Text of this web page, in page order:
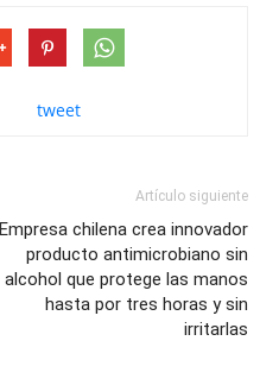
tweet
Artículo siguiente
Empresa chilena crea innovador
producto antimicrobiano sin
alcohol que protege las manos
hasta por tres horas y sin
irritarlas